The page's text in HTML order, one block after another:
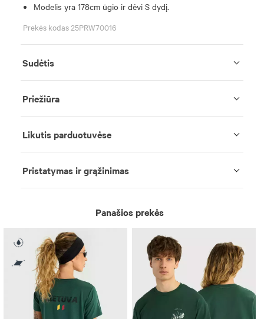
Modelis yra 178cm ūgio ir dėvi S dydį.
Prekės kodas 25PRW70016
Sudėtis
Priežiūra
Likutis parduotuvėse
Pristatymas ir grąžinimas
Panašios prekės